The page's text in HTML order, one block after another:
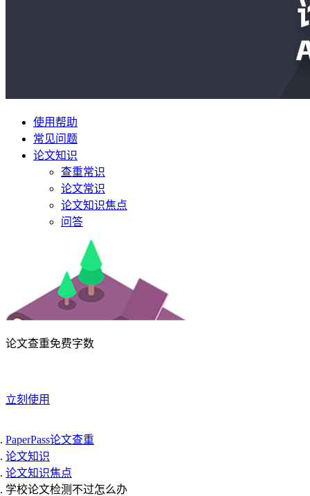
使用帮助
常见问题
论文知识
查重常识
论文常识
论文知识焦点
问答
论文查重免费字数
立刻使用
PaperPass论文查重
论文知识
论文知识焦点
学校论文检测不过怎么办